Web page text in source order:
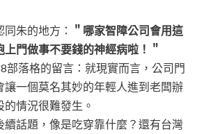
朱的地方：
＂哪家智障公司會用這
門做事不要錢的神經病啦！＂
部落格的留言：就現實而言，公司門
讓一個莫名其妙的年輕人進到老闆辦
情況很難發生。
續話題，像是吃穿靠什麼？還有台灣